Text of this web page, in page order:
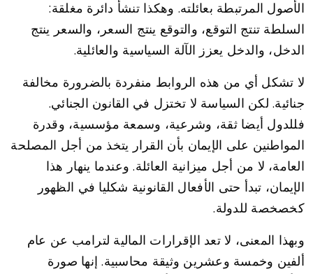
الأصول المرتبطة بعائلته. وهكذا تنشأ دائرة مغلقة:
السلطة تنتج التوقع، والتوقع ينتج السعر، والسعر ينتج
الدخل، والدخل يعزز الآلة السياسية والعائلية.
لا تشكل أي من هذه الروابط منفردة بالضرورة مخالفة
جنائية. لكن السياسة لا تختزل في القانون الجنائي.
فللدول أيضا ثقة، وشرعية، وسمعة مؤسسية، وقدرة
المواطنين على الإيمان بأن القرار يتخذ من أجل المصلحة
العامة، لا من أجل ميزانية العائلة. وعندما ينهار هذا
الإيمان، تبدأ حتى الأفعال القانونية شكليا في الظهور
كخصخصة للدولة.
وبهذا المعنى، لا تعد الإقرارات المالية لترامب عن عام
ألفين وخمسة وعشرين وثيقة محاسبية. إنها صورة